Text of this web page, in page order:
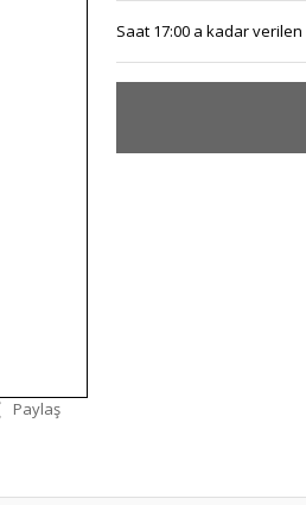
Paylaş
Saat 17:00 a kadar verilen